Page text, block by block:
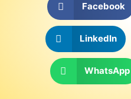
Facebook
LinkedIn
WhatsApp